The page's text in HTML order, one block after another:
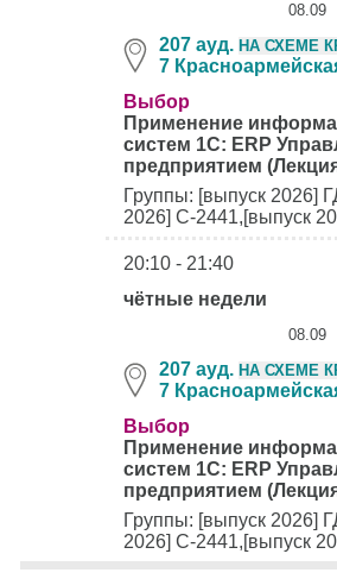
08.09
207 ауд. НА СХЕМЕ
7
Выбор
Применение
систем 1С: ERP
предприятием
Группы: [выпуск 2026]
2026] С-2441,[выпуск
20:10 - 21:40
чётные недели
08.09
207 ауд. НА СХЕМЕ
7
Выбор
Применение
систем 1С: ERP
предприятием
Группы: [выпуск 2026]
2026] С-2441,[выпуск